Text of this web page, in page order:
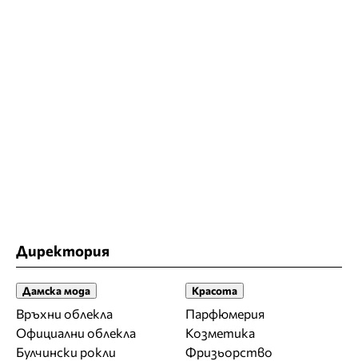
Директория
Дамска мода
Връхни облекла
Официални облекла
Булчински рокли
Красота
Парфюмерия
Козметика
Фризьорство